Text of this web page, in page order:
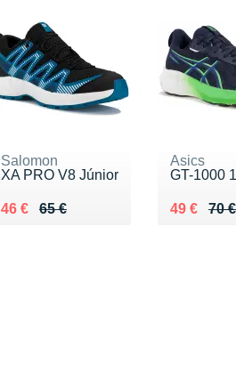
Salomon
XA PRO V8 Júnior
65 €
Au lieu de 65 €
46 €
Vendu 46 €
Asics
GT-1000
70 €
Au lieu
49 €
Vendu 49